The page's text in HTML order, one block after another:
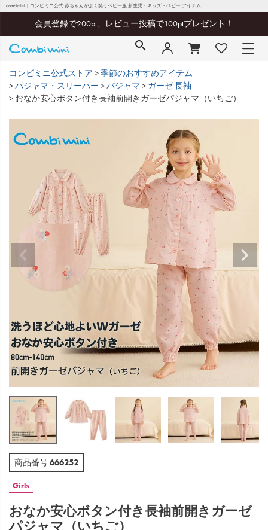
combimini｜コンビミニ公式 赤ちゃんがよく笑うベビー服 新生児・キッズ・ベビー アイテム
会員登録で200pt、レビュー投稿で100ptプレゼント！
コンビミニ公式ストア
季節のおすすめアイテム
パジャマ・スリーパー
パジャマ
ガーゼ 長袖
おなか安心ボタン付き長袖前開きガーゼパジャマ（いちご）
商品番号666252
Girls
おなか安心ボタン付き長袖前開きガーゼ
パジャマ（いちご）